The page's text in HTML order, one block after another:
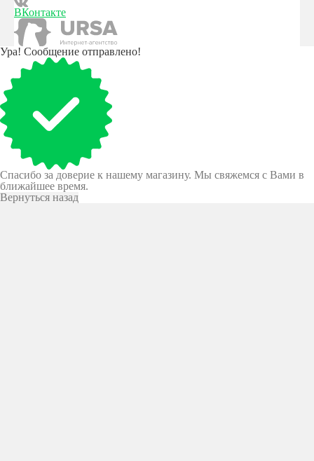
ВКонтакте
Ура! Сообщение отправлено!
Спасибо за доверие к нашему магазину. Мы свяжемся с Вами в
ближайшее время.
Вернуться назад